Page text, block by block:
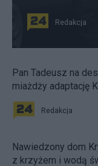
Redakcja
Pan Tadeusz na
miażdży adaptację
Redakcja
Nawiedzony dom
z krzyżem i wodą